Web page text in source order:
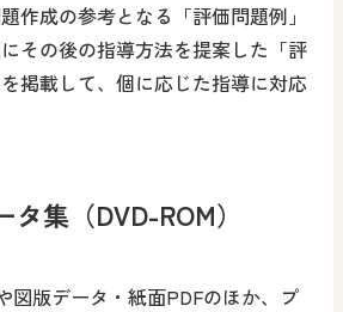
作成の参考となる「評価問題例」
その後の指導方法を提案した「評
掲載して、個に応じた指導に対応
集（DVD-ROM）
図版データ・紙面PDFのほか、プ